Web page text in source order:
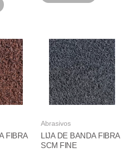
FIBRA
Abrasivos
LIJA DE BANDA FIBRA
SCM FINE